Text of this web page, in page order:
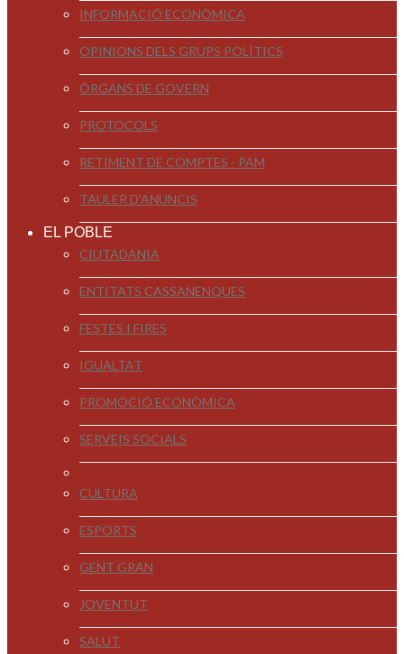
INFORMACIÓ ECONÒMICA
OPINIONS DELS GRUPS POLÍTICS
ÒRGANS DE GOVERN
PROTOCOLS
RETIMENT DE COMPTES - PAM
TAULER D'ANUNCIS
EL POBLE
CIUTADANIA
ENTITATS CASSANENQUES
FESTES I FIRES
IGUALTAT
PROMOCIÓ ECONÒMICA
SERVEIS SOCIALS
CULTURA
ESPORTS
GENT GRAN
JOVENTUT
SALUT